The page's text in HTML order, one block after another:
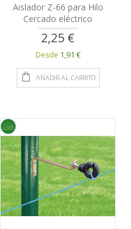
Aislador Z-66 para Hilo
Cercado eléctrico
2,25 €
Desde 1,91 €
AÑADIR AL CARRITO